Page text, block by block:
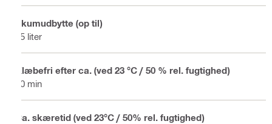
Skumudbytte (op til)
65 liter
Klæbefri efter ca. (ved 23 °C / 50 % rel. fugtighed)
10 min
Ca. skæretid (ved 23°C / 50% rel. fugtighed)